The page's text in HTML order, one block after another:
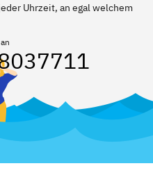
Uhrzeit, an egal welchem